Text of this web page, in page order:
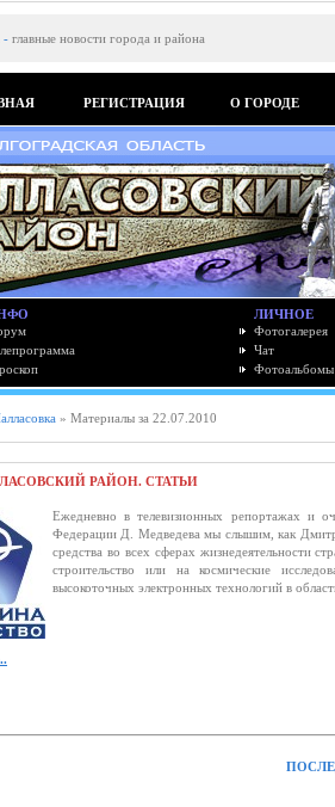
- главные новости города и района
РЕГИСТРАЦИЯ О ГОРОДЕ
ЛИЧНОЕ
Фотогалерея
Чат
Фотоальбомы
» Материалы за 22.07.2010
РАЙОН. СТАТЬИ
Ежедневно в телевизионных репортажах и
Федерации Д. Медведева мы слышим, как
средства во всех сферах жизнедеятельности
строительство или на космические
высокоточных электронных технологий в